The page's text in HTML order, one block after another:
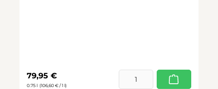
Regulärer Preis:
79,95 €
0.75 l (106,60 € / 1 l)